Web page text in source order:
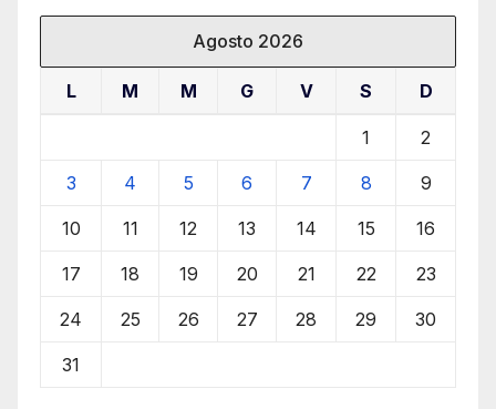
Agosto 2026
L M M G V S D
1 2
3 4 5 6 7 8 9
10 11 12 13 14 15 16
17 18 19 20 21 22 23
24 25 26 27 28 29 30
31